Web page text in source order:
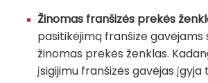
Žinomas franšizės prekės
pasitikėjimą franšize gavėjams
žinomas prekės ženklas.
įsigijimu franšizės gavėjas įgyja